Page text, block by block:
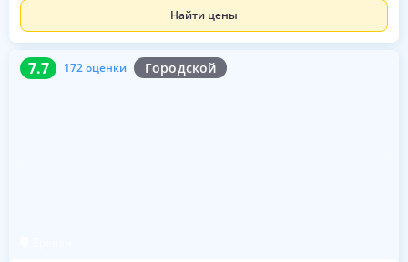
Найти цены
7.7 172 оценки Городской
7.7 172 оценки